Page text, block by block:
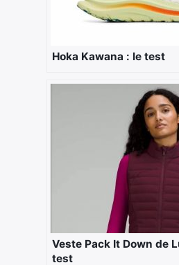
Hoka Kawana : le test
Veste Pack It Down de
test